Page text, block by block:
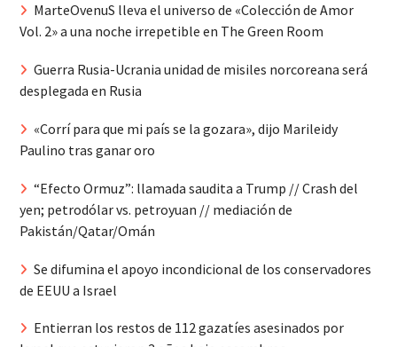
MarteOvenuS lleva el universo de «Colección de Amor
Vol. 2» a una noche irrepetible en The Green Room
Guerra Rusia-Ucrania unidad de misiles norcoreana será
desplegada en Rusia
«Corrí para que mi país se la gozara», dijo Marileidy
Paulino tras ganar oro
“Efecto Ormuz”: llamada saudita a Trump // Crash del
yen; petrodólar vs. petroyuan // mediación de
Pakistán/Qatar/Omán
Se difumina el apoyo incondicional de los conservadores
de EEUU a Israel
Entierran los restos de 112 gazatíes asesinados por